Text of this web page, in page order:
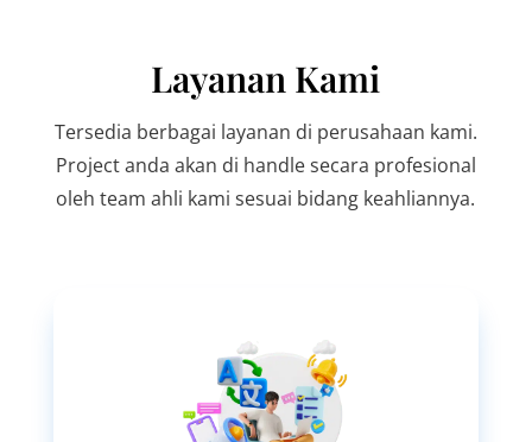
Layanan Kami
Tersedia berbagai layanan di perusahaan kami.
Project anda akan di handle secara profesional
oleh team ahli kami sesuai bidang keahliannya.